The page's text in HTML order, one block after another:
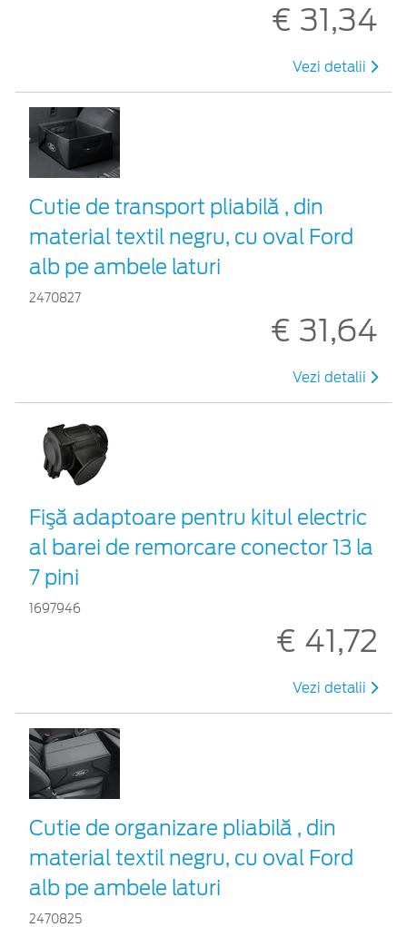
€ 31,34
Vezi detalii
Cutie de transport pliabilă , din
material textil negru, cu oval Ford
alb pe ambele laturi
2470827
€ 31,64
Vezi detalii
Fişă adaptoare pentru kitul electric
al barei de remorcare conector 13 la
7 pini
1697946
€ 41,72
Vezi detalii
Cutie de organizare pliabilă , din
material textil negru, cu oval Ford
alb pe ambele laturi
2470825